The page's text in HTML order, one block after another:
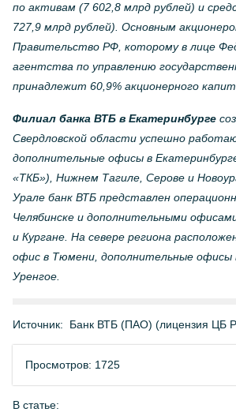
по активам (7 602,8 млрд рублей) и
727,9 млрд рублей). Основным
Правительство РФ, которому в лице
агентства по управлению
принадлежит 60,9% акционерного
Филиал банка ВТБ в Екатеринбурге
Свердловской области успешно
дополнительные офисы в
«ТКБ»), Нижнем Тагиле, Серове и
Урале банк ВТБ представлен
Челябинске и дополнительными
и Кургане. На севере региона
офис в Тюмени, дополнительные офисы
Уренгое.
Источник: Банк ВТБ (ПАО) (лицензия ЦБ
Просмотров: 1725
В статье: